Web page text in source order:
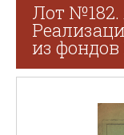
Лот №182.
из фондов